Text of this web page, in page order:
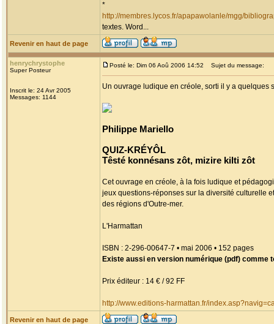
*
http://membres.lycos.fr/apapawolanle/mgg/
textes. Word...
Revenir en haut de page
henrychrystophe
Super Posteur
Inscrit le: 24 Avr 2005
Messages: 1144
Posté le: Dim 06 Aoû 2006 14:52 Sujet du message:
Un ouvrage ludique en créole, sorti il y a quelques
Philippe Mariello
QUIZ-KRÉYÔL
Têsté konnésans zôt, mizire kilti zôt
Cet ouvrage en créole, à la fois ludique et
jeux questions-réponses sur la diversité culturelle
des régions d'Outre-mer.
L'Harmattan
ISBN : 2-296-00647-7 • mai 2006 • 152 pages
Existe aussi en version numérique (pdf) comme
Prix éditeur : 14 € / 92 FF
http://www.editions-harmattan.fr/
Revenir en haut de page